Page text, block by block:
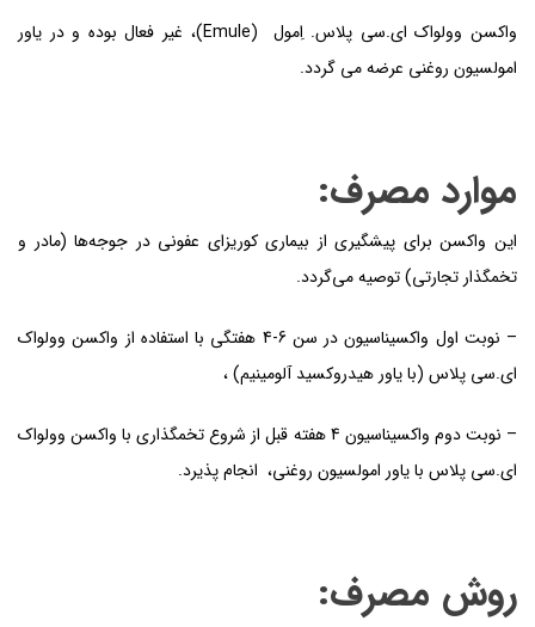
واکسن وولواک ای.سی پلاس. اِمول (Emule)، غیر فعال بوده و در یاور
امولسیون روغنی عرضه می گردد.
موارد مصرف:
این واکسن برای پیشگیری از بیماری کوریزای عفونی در جوجه‌ها (مادر و
تخمگذار تجارتی) توصیه می‌گردد.
– نوبت اول واکسیناسیون در سن 6-4 هفتگی با استفاده از واکسن وولواک
ای.سی پلاس (با یاور هیدروکسید آلومینیم) ،
– نوبت دوم واکسیناسیون 4 هفته قبل از شروع تخمگذاری با واکسن وولواک
ای.سی پلاس با یاور امولسیون روغنی، انجام پذیرد.
روش مصرف: